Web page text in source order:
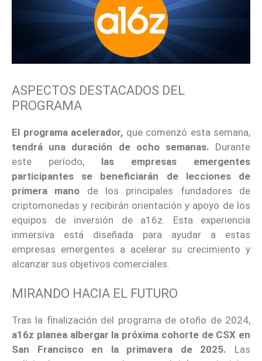
ASPECTOS DESTACADOS DEL
PROGRAMA
El programa acelerador, que comenzó esta semana,
tendrá una duración de ocho semanas. Durante
este período, las empresas emergentes
participantes se beneficiarán de lecciones de
primera mano de los principales fundadores de
criptomonedas y recibirán orientación y apoyo de los
equipos de inversión de a16z. Esta experiencia
inmersiva está diseñada para ayudar a estas
empresas emergentes a acelerar su crecimiento y
alcanzar sus objetivos comerciales.
MIRANDO HACIA EL FUTURO
Tras la finalización del programa de otoño de 2024,
a16z planea albergar la próxima cohorte de CSX en
San Francisco en la primavera de 2025. Las